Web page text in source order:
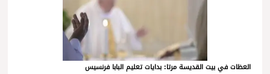
العظات في بيت القديسة مرتا: بدايات تعليم البابا فرنسيس